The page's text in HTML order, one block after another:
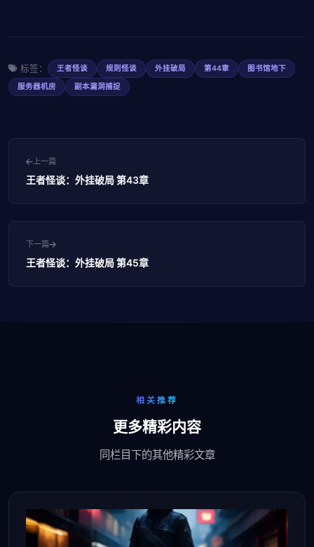
标签： 王者怪谈 规则怪谈 外挂破局 第44章
图书馆地下
服务器机房
副本漏洞捕捉
上一篇
王者怪谈：外挂破局 第43章
下一篇
王者怪谈：外挂破局 第45章
相关推荐
更多精彩内容
同栏目下的其他精彩文章